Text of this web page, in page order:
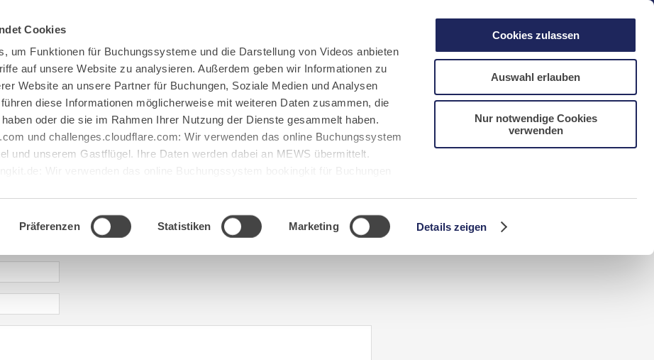
Cookies
um Funktionen für Buchungssysteme und die Darstellung von Videos anbieten
auf unsere Website zu analysieren. Außerdem geben wir Informationen zu
Website an unsere Partner für Buchungen, Soziale Medien und Analysen
diese Informationen möglicherweise mit weiteren Daten zusammen, die
oder die sie im Rahmen Ihrer Nutzung der Dienste gesammelt haben.
und challenges.cloudflare.com: Wir verwenden das online Buchungssystem
und unserem Gastflügel. Ihre Daten werden dabei an MEWS übermittelt.
Präferenzen Statistiken Marketing Details zeigen
Cookies zulassen
Auswahl erlauben
Nur notwendige Cookies
verwenden
Spenden Infos
NL CN/中文
abtei@maria[...].de
* required information | erforderliche Informationen | Información requerida